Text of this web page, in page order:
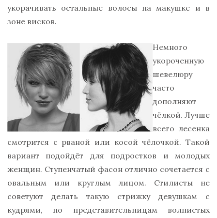
укорачивать остальные волосы на макушке и в
зоне висков.
Немного
укороченную
шевелюру
часто
дополняют
чёлкой. Лучше
всего лесенка
смотрится с рваной или косой чёлочкой. Такой
вариант подойдёт для подростков и молодых
женщин. Ступенчатый фасон отлично сочетается с
овальным или круглым лицом. Стилисты не
советуют делать такую стрижку девушкам с
кудрями, но представительницам волнистых